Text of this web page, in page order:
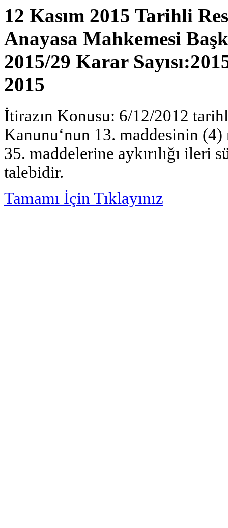
12 Kasım 2015 Tarihli
Anayasa Mahkemesi
2015/29 Karar
2015
İtirazın Konusu: 6/12/2012
Kanunu‘nun 13. maddesinin (4)
35. maddelerine aykırılığı ileri
talebidir.
Tamamı İçin Tıklayınız